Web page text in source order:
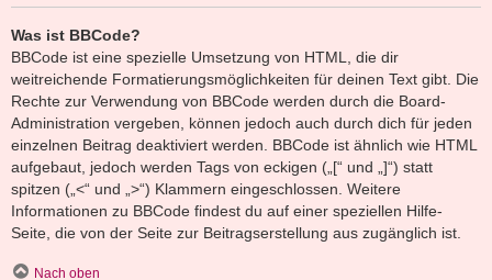
Was ist BBCode?
BBCode ist eine spezielle Umsetzung von HTML, die dir
weitreichende Formatierungsmöglichkeiten für deinen Text gibt. Die
Rechte zur Verwendung von BBCode werden durch die Board-
Administration vergeben, können jedoch auch durch dich für jeden
einzelnen Beitrag deaktiviert werden. BBCode ist ähnlich wie HTML
aufgebaut, jedoch werden Tags von eckigen („[“ und „]“) statt
spitzen („<“ und „>“) Klammern eingeschlossen. Weitere
Informationen zu BBCode findest du auf einer speziellen Hilfe-
Seite, die von der Seite zur Beitragserstellung aus zugänglich ist.
Nach oben